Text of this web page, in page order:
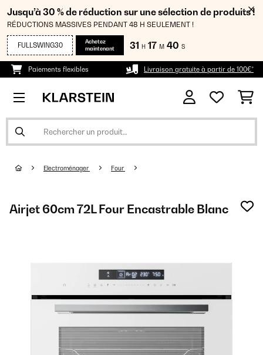
Jusqu’à 30 % de réduction sur une sélection de produits !
RÉDUCTIONS MASSIVES PENDANT 48 H SEULEMENT !
FULLSWING30
Achetez
maintenant
31 H 17 M 39 S
Paiements flexibles Livraison gratuite à partir de 100€*
Electroménager Four
Airjet 60cm 72L Four Encastrable Blanc